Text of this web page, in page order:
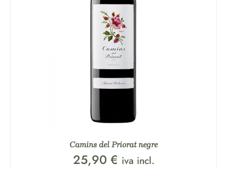
Camins del Priorat negre
25,90 € iva incl.